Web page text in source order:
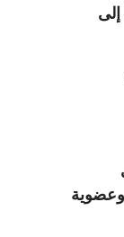
إلى